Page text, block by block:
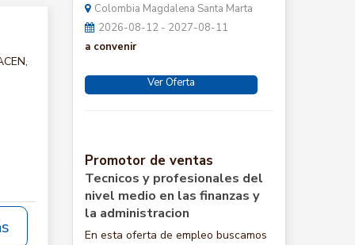
Colombia Magdalena Santa Marta
2026-08-12 - 2027-08-11
a convenir
Ver Oferta
Promotor de ventas
Tecnicos y profesionales del
nivel medio en las finanzas y
la administracion
En esta oferta de empleo buscamos